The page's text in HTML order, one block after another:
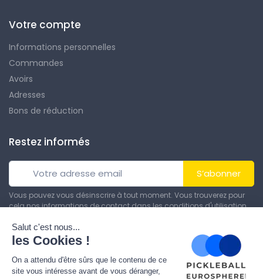
Votre compte
Informations personnelles
Commandes
Avoirs
Adresses
Bons de réduction
Restez informés
S’abonner
Vous pouvez vous désinscrire à tout moment. Vous trouverez pour
cela nos informations de contact dans les conditions d'utilisation
© Tous droits réservés. Réalisé parTheme PrestaShop.